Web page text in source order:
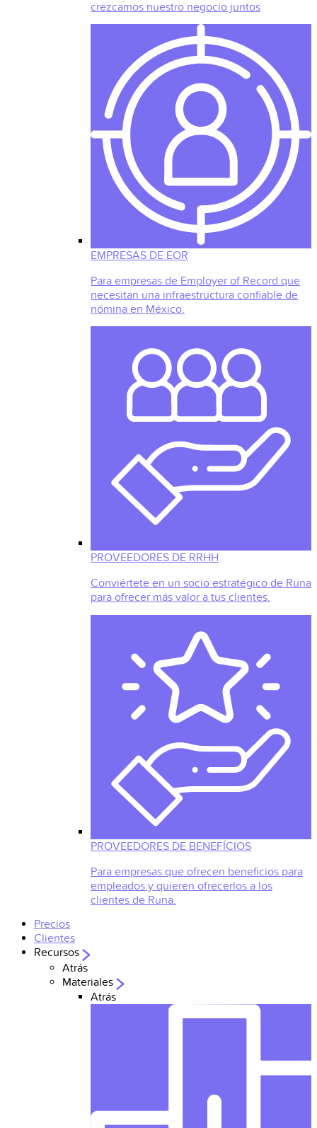
crezcamos nuestro negocio juntos
EMPRESAS DE EOR
Para empresas de Employer of Record que
necesitan una infraestructura confiable de
nómina en México.
PROVEEDORES DE RRHH
Conviértete en un socio estratégico de Runa
para ofrecer más valor a tus clientes.
PROVEEDORES DE BENEFÍCIOS
Para empresas que ofrecen beneficios para
empleados y quieren ofrecerlos a los
clientes de Runa.
Precios
Clientes
Recursos
Atrás
Materiales
Atrás